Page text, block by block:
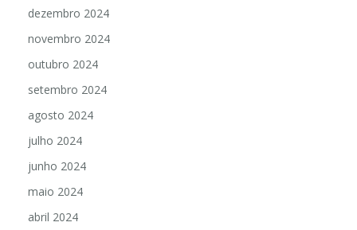
dezembro 2024
novembro 2024
outubro 2024
setembro 2024
agosto 2024
julho 2024
junho 2024
maio 2024
abril 2024